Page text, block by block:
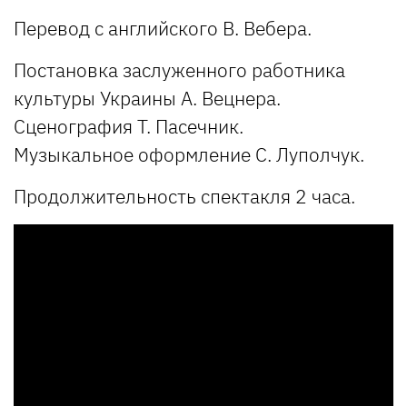
Перевод с английского В. Вебера.
Постановка заслуженного работника
культуры Украины А. Вецнера.
Сценография Т. Пасечник.
Музыкальное оформление С. Луполчук.
Продолжительность спектакля 2 часа.